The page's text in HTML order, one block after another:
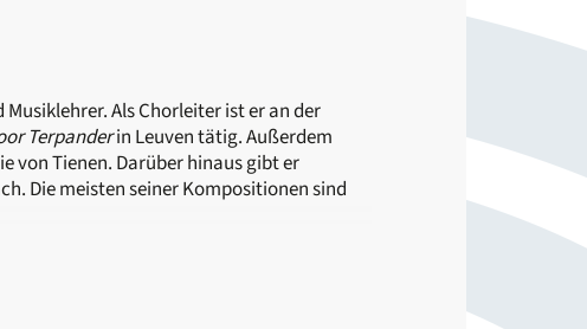
Als Chorleiter ist er an der
Terpanderin Leuven tätig. Außerdem
von Tienen. Darüber hinaus gibt er
Die meisten seiner Kompositionen sind